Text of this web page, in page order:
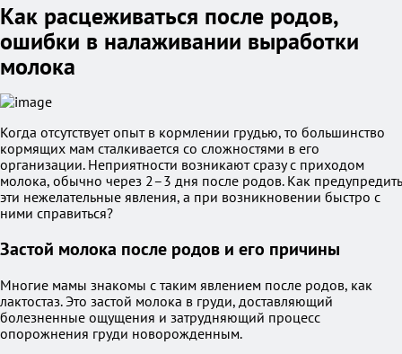
Как расцеживаться после родов,
ошибки в налаживании выработки
молока
Когда отсутствует опыт в кормлении грудью, то большинство
кормящих мам сталкивается со сложностями в его
организации. Неприятности возникают сразу с приходом
молока, обычно через 2–3 дня после родов. Как предупредить
эти нежелательные явления, а при возникновении быстро с
ними справиться?
Застой молока после родов и его причины
Многие мамы знакомы с таким явлением после родов, как
лактостаз. Это застой молока в груди, доставляющий
болезненные ощущения и затрудняющий процесс
опорожнения груди новорожденным.